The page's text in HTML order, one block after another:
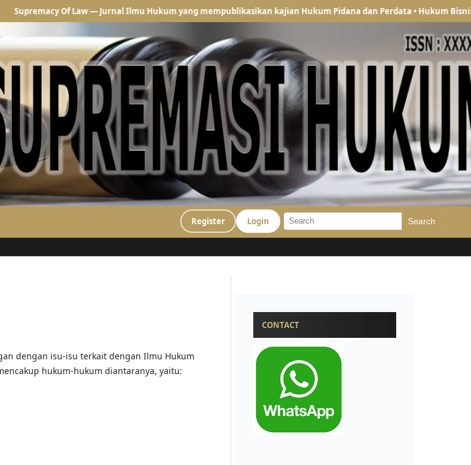
Of Law — Jurnal Ilmu Hukum yang mempublikasikan kajian Hukum Pidana dan Perdata • Hukum Bisnis •
Register Login Search
dengan isu-isu terkait dengan Ilmu Hukum
hukum-hukum diantaranya, yaitu:
CONTACT